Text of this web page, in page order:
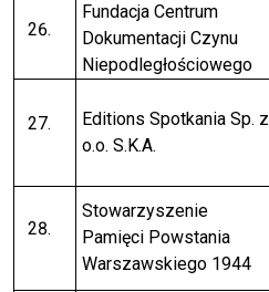
Fundacja Centrum
Dokumentacji Czynu
Niepodległościowego
Editions Spotkania Sp. z
o.o. S.K.A.
Stowarzyszenie
Pamięci Powstania
Warszawskiego 1944